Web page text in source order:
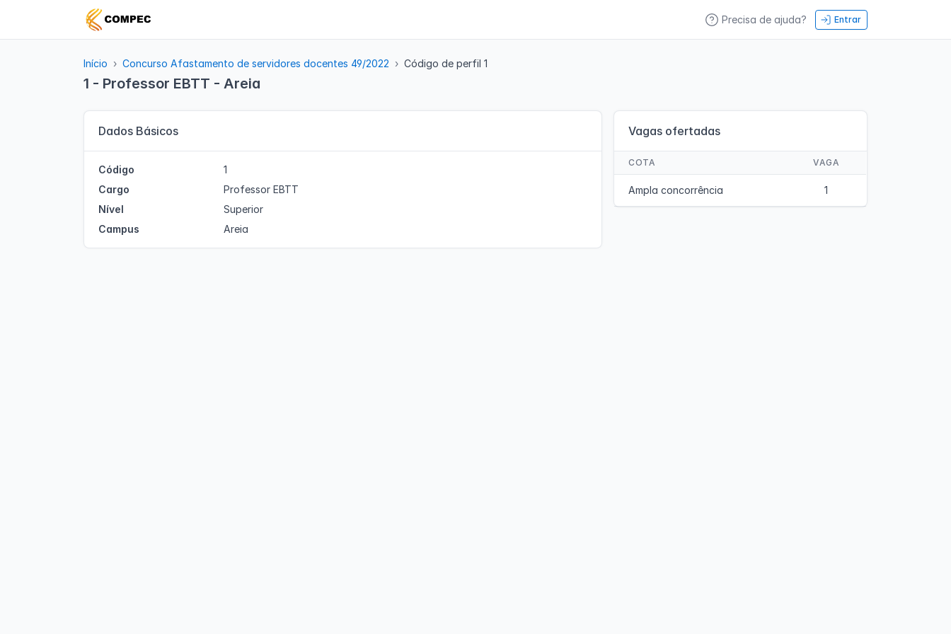
Entrar
Precisa de ajuda?
Início Concurso Afastamento de servidores docentes 49/2022 Código de perfil 1
1 - Professor EBTT - Areia
Dados Básicos
Código
1
Cargo
Professor EBTT
Nível
Superior
Campus
Areia
Vagas ofertadas
COTA VAGA
Ampla concorrência 1